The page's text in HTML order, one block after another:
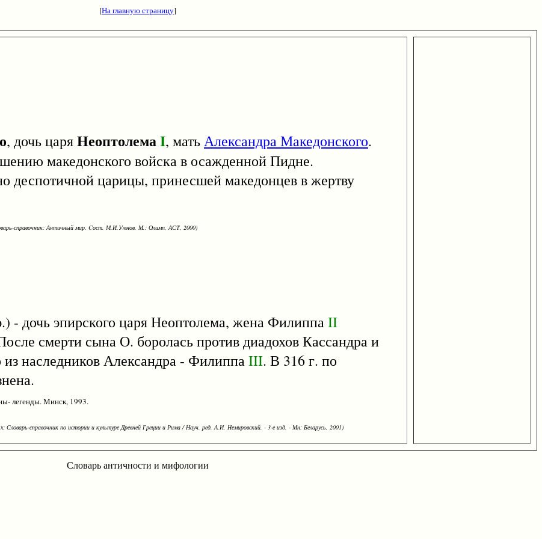
[На главную страницу]
, дочь царяНеоптолемаI, матьАлександра Македонского.
македонского войска в осажденной Пидне.
царицы, принесшей македонцев в жертву
справочник: Античный мир. Cост. М.И.Умнов. М.: Олимп, АСТ, 2000)
- дочь эпирского царя Неоптолема, жена ФилиппаII
смерти сына О. боролась против диадохов Кассандра и
наследников Александра - ФилиппаIII. В 316 г. по
легенды. Минск, 1993.
справочник по истории и культуре Древней Греции и Рима / Науч. ред. А.И. Немировский. - 3-е изд. - Мн: Беларусь, 2001)
Словарь античности и мифологии